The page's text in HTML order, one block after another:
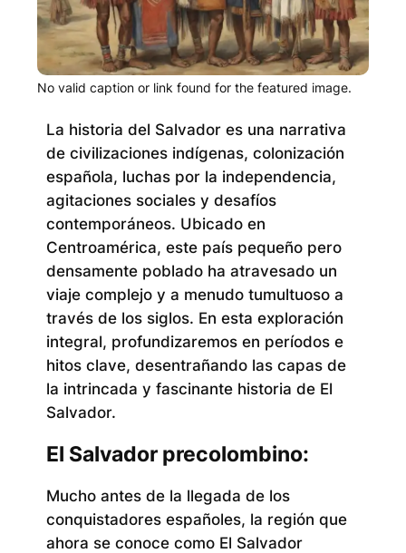
No valid caption or link found for the featured image.
La historia del Salvador es una narrativa
de civilizaciones indígenas, colonización
española, luchas por la independencia,
agitaciones sociales y desafíos
contemporáneos. Ubicado en
Centroamérica, este país pequeño pero
densamente poblado ha atravesado un
viaje complejo y a menudo tumultuoso a
través de los siglos. En esta exploración
integral, profundizaremos en períodos e
hitos clave, desentrañando las capas de
la intrincada y fascinante historia de El
Salvador.
El Salvador precolombino:
Mucho antes de la llegada de los
conquistadores españoles, la región que
ahora se conoce como El Salvador